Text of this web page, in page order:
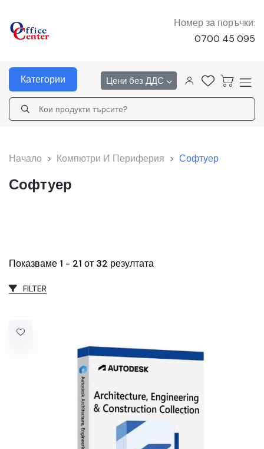
Номер за поръчки:
0700 45 095
Категории Цени без ДДС
Начало > Компютри И Периферия > Софтуер
Софтуер
Показваме 1 - 21 от 32 резултата
FILTER